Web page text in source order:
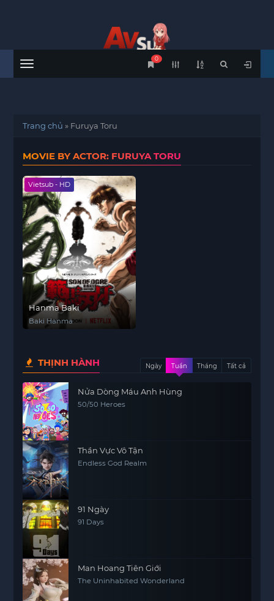
Menu
0
Trang chủ » Furuya Toru
MOVIE BY ACTOR: FURUYA TORU
Vietsub - HD
Hanma Baki
Baki Hanma
THỊNH HÀNH Ngày Tuần Tháng Tất cả
Nửa Dòng Máu Anh Hùng
50/50 Heroes
Thần Vực Vô Tận
Endless God Realm
91 Ngày
91 Days
Man Hoang Tiên Giới
The Uninhabited Wonderland